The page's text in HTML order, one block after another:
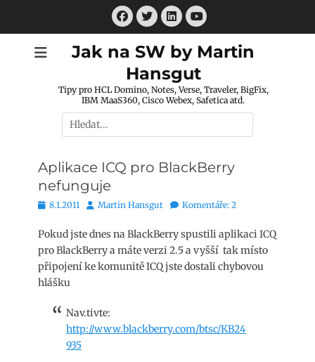
Facebook
Twitter
LinkedIn
Youtube
Jak na SW by Martin
Hansgut
Tipy pro HCL Domino, Notes, Verse, Traveler, BigFix,
IBM MaaS360, Cisco Webex, Safetica atd.
Hledat:
Aplikace ICQ pro BlackBerry
nefunguje
Publikováno
8.1.2011 AutorMartin Hansgut Komentáře: 2
Pokud jste dnes na BlackBerry spustili aplikaci ICQ
pro BlackBerry a máte verzi 2.5 a vyšší tak místo
připojení ke komunitě ICQ jste dostali chybovou
hlášku
Nav.tivte:
http://www.blackberry.com/btsc/KB24
935